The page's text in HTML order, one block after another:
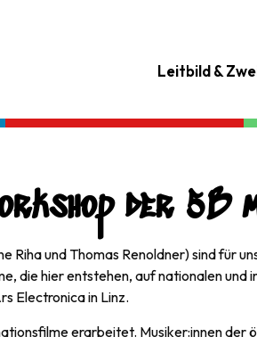
Leitbild &
der 5B
und Thomas Renoldner) sind für
die hier entstehen, auf nationalen
Electronica in Linz.
erarbeitet. Musiker:innen der